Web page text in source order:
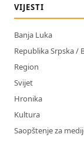
VIJESTI
Banja Luka
Republika Srpska /
Region
Svijet
Hronika
Kultura
Saopštenje za